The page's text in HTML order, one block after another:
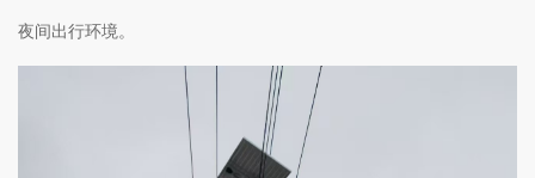
夜间出行环境。